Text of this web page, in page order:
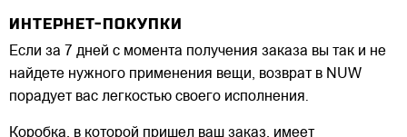
ИНТЕРНЕТ-ПОКУПКИ
Если за 7 дней с момента получения заказа вы так и не
найдете нужного применения вещи, возврат в NUW
порадует вас легкостью своего исполнения.
Коробка, в которой пришел ваш заказ, имеет